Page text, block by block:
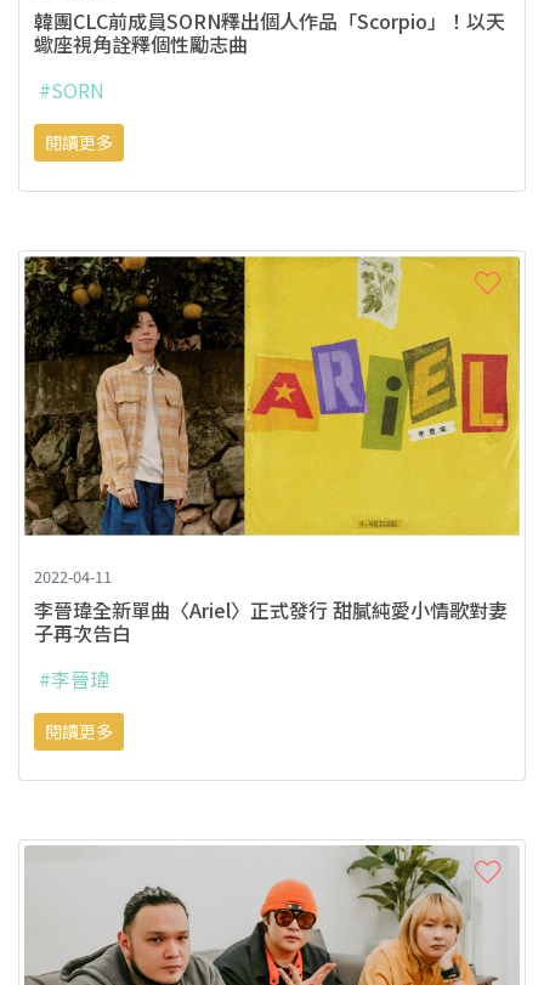
韓團CLC前成員SORN釋出個人作品「Scorpio」！以天
蠍座視角詮釋個性勵志曲
#SORN
閱讀更多
2022-04-11
李晉瑋全新單曲〈Ariel〉正式發行 甜膩純愛小情歌對妻
子再次告白
#李晉瑋
閱讀更多